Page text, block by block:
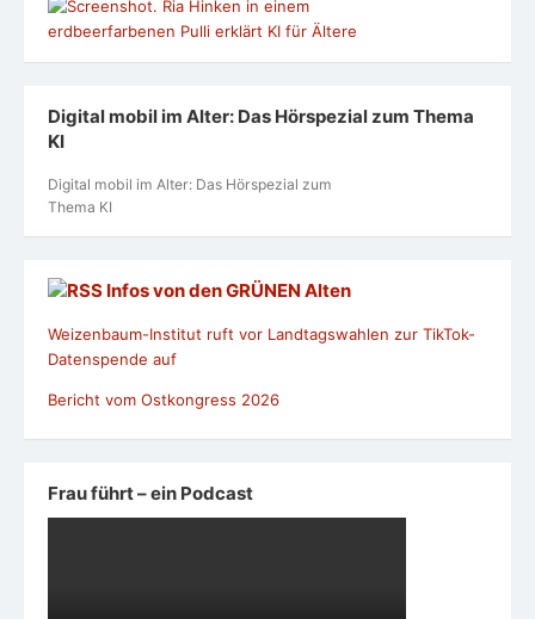
Digital mobil im Alter: Das Hörspezial zum Thema
KI
Digital mobil im Alter: Das Hörspezial zum
Thema KI
Infos von den GRÜNEN Alten
Weizenbaum-Institut ruft vor Landtagswahlen zur TikTok-
Datenspende auf
Bericht vom Ostkongress 2026
Frau führt – ein Podcast